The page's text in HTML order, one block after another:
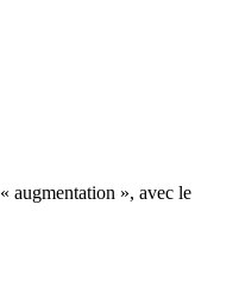
« augmentation », avec le